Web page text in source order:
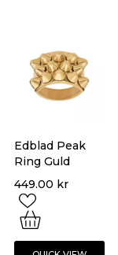
Edblad Peak
Ring Guld
449.00 kr